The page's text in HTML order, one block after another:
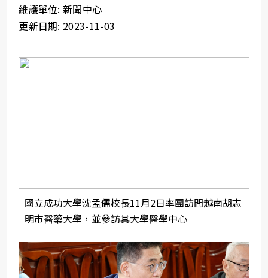
維護單位: 新聞中心
更新日期: 2023-11-03
國立成功大學沈孟儒校長11月2日率團訪問越南胡志
明市醫藥大學，並參訪其大學醫學中心